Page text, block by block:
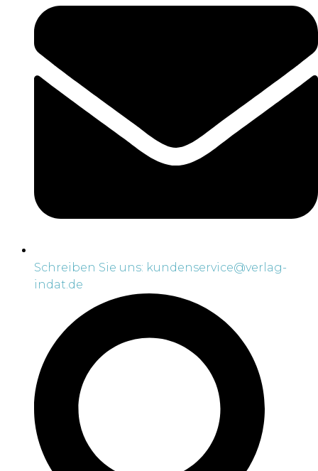
Schreiben Sie uns: kundenservice@verlag-
indat.de